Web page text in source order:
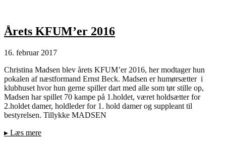
Årets KFUM’er 2016
16. februar 2017
Christina Madsen blev årets KFUM’er 2016, her modtager hun
pokalen af næstformand Ernst Beck. Madsen er humørsætter i
klubhuset hvor hun gerne spiller dart med alle som tør stille op,
Madsen har spillet 70 kampe på 1.holdet, været holdsætter for
2.holdet damer, holdleder for 1. hold damer og suppleant til
bestyrelsen. Tillykke MADSEN
▸ Læs mere